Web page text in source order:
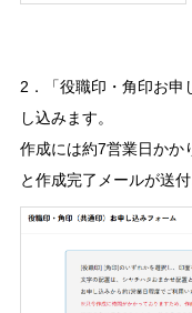
2．「役職印・角印お申
し込みます。
作成には約7営業日かか
と作成完了メールが送付